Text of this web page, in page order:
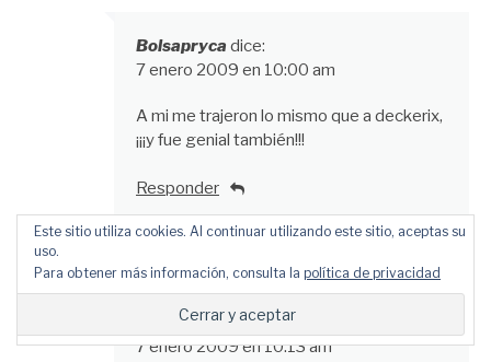
Bolsapryca dice:
7 enero 2009 en 10:00 am
A mi me trajeron lo mismo que a deckerix,
¡¡¡y fue genial también!!!
Responder
declineCORPdice:
7 enero 2009 en 10:13 am
Este sitio utiliza cookies. Al continuar utilizando este sitio, aceptas su
uso.
Para obtener más información, consulta la política de privacidad